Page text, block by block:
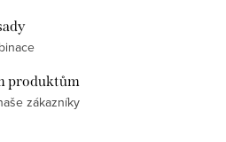
produktům
zákazníky